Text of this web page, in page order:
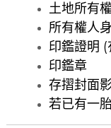
土地所有
所有權人
印鑑證明 (
印鑑章
存摺封面
若已有一